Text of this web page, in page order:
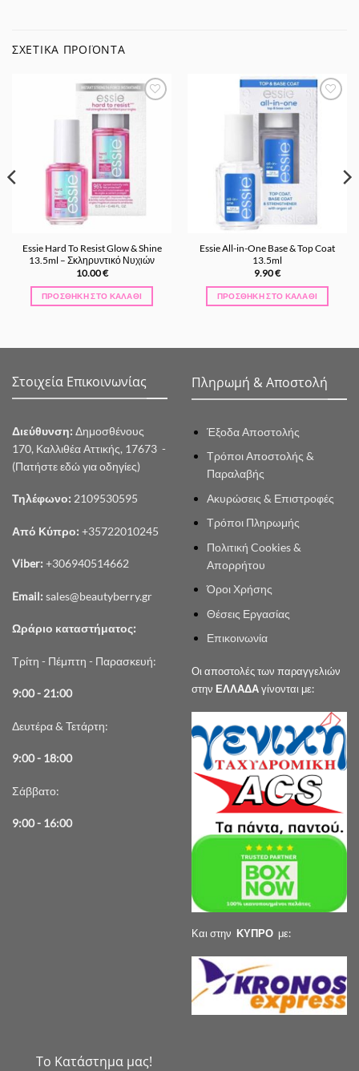
ΣΧΕΤΙΚΆ ΠΡΟΪΌΝΤΑ
Προσθήκη
Αγαπημένα
Essie Hard To Resist Glow & Shine
13.5ml – Σκληρυντικό Νυχιών
10.00€
ΠΡΟΣΘΉΚΗ ΣΤΟ ΚΑΛΆΘΙ
Essie All-in-One Base & Top Coat
13.5ml
9.90€
ΠΡΟΣΘΉΚΗ ΣΤΟ ΚΑΛΆΘΙ
Στοιχεία Επικοινωνίας
Διεύθυνση: Δημοσθένους
170, Καλλιθέα Αττικής, 17673 -
(Πατήστε εδώ για οδηγίες)
Τηλέφωνο: 2109530595
Από Κύπρο: +35722010245
Viber: +306940514662
Email: sales@beautyberry.gr
Ωράριο καταστήματος:
Τρίτη - Πέμπτη - Παρασκευή:
9:00 - 21:00
Δευτέρα & Τετάρτη:
9:00 - 18:00
Σάββατο:
9:00 - 16:00
Πληρωμή & Αποστολή
Έξοδα Αποστολής
Τρόποι Αποστολής &
Παραλαβής
Ακυρώσεις & Επιστροφές
Τρόποι Πληρωμής
Πολιτική Cookies &
Απορρήτου
Όροι Χρήσης
Θέσεις Εργασίας
Επικοινωνία
Οι αποστολές των παραγγελιών
στην ΕΛΛΑΔΑγίνονται με:
Και στην ΚΥΠΡΟ με:
Το Κατάστημα μας!